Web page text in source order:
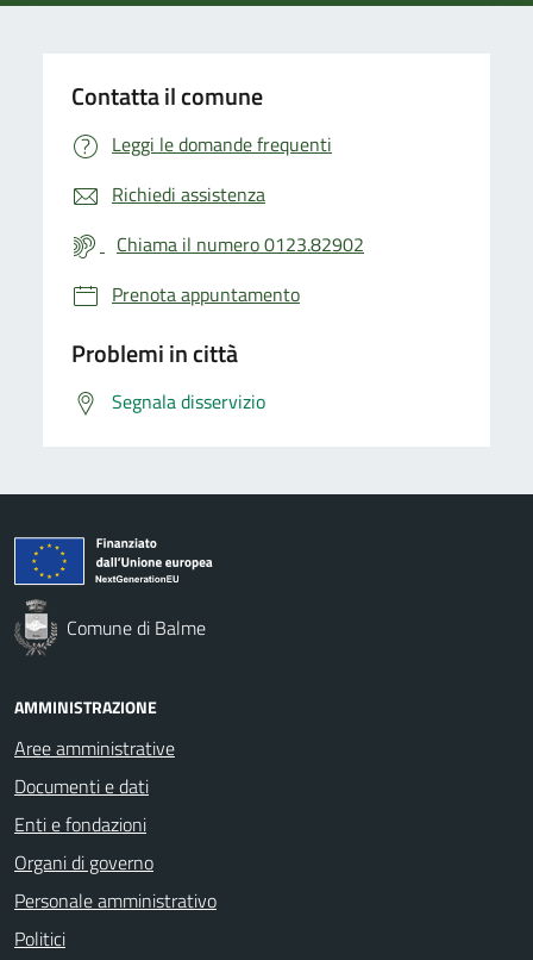
Contatta il comune
Leggi le domande frequenti
Richiedi assistenza
Chiama il numero 0123.82902
Prenota appuntamento
Problemi in città
Segnala disservizio
Comune di Balme
AMMINISTRAZIONE
Aree amministrative
Documenti e dati
Enti e fondazioni
Organi di governo
Personale amministrativo
Politici